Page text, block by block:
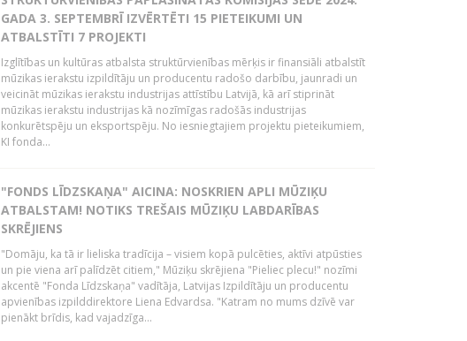
GADA 3. SEPTEMBRĪ IZVĒRTĒTI 15 PIETEIKUMI UN
ATBALSTĪTI 7 PROJEKTI
Izglītības un kultūras atbalsta struktūrvienības mērķis ir finansiāli atbalstīt
mūzikas ierakstu izpildītāju un producentu radošo darbību, jaunradi un
veicināt mūzikas ierakstu industrijas attīstību Latvijā, kā arī stiprināt
mūzikas ierakstu industrijas kā nozīmīgas radošās industrijas
konkurētspēju un eksportspēju. No iesniegtajiem projektu pieteikumiem,
KI fonda...
"FONDS LĪDZSKAŅA" AICINA: NOSKRIEN APLI MŪZIĶU
ATBALSTAM! NOTIKS TREŠAIS MŪZIĶU LABDARĪBAS
SKRĒJIENS
"Domāju, ka tā ir lieliska tradīcija – visiem kopā pulcēties, aktīvi atpūsties
un pie viena arī palīdzēt citiem," Mūziķu skrējiena "Pieliec plecu!" nozīmi
akcentē "Fonda Līdzskaņa" vadītāja, Latvijas Izpildītāju un producentu
apvienības izpilddirektore Liena Edvardsa. "Katram no mums dzīvē var
pienākt brīdis, kad vajadzīga...